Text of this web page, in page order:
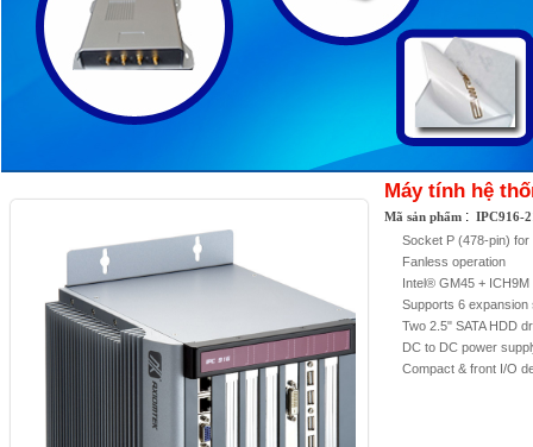
Máy tính hệ
Mã sản phẩm : IPC916-
Socket P (478-pin)
Fanless operation
Intel® GM45 + ICH9M
Supports 6 expansion
Two 2.5" SATA HDD
DC to DC power
Compact & front I/O